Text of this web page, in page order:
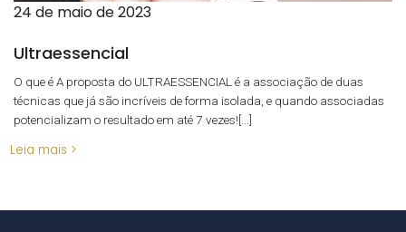
24 de maio de 2023
Ultraessencial
O que é A proposta do ULTRAESSENCIAL é a associação de duas
técnicas que já são incríveis de forma isolada, e quando associadas
potencializam o resultado em até 7 vezes![...]
Leia mais >